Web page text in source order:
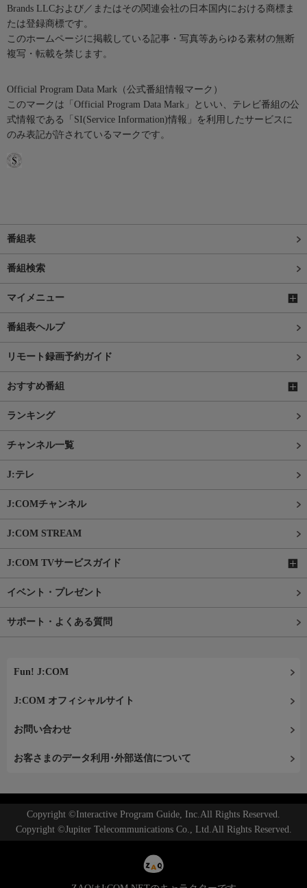
Brands LLCおよび／またはその関連会社の日本国内における商標ま
たは登録商標です。
このホームページに掲載している記事・写真等あらゆる素材の無断
複写・転載を禁じます。
Official Program Data Mark（公式番組情報マーク）
このマークは「Official Program Data Mark」といい、テレビ番組の公
式情報である「SI(Service Information)情報」を利用したサービスに
のみ表記が許されているマークです。
番組表
番組検索
マイメニュー
番組表ヘルプ
リモート録画予約ガイド
おすすめ番組
ランキング
チャンネル一覧
J:テレ
J:COMチャンネル
J:COM STREAM
J:COM TVサービスガイド
イベント・プレゼント
サポート・よくある質問
Fun! J:COM
J:COM オフィシャルサイト
お問い合わせ
お客さまのデータ利用･外部送信について
Copyright ©Interactive Program Guide, Inc.All Rights Reserved.
Copyright ©Jupiter Telecommunications Co., Ltd.All Rights Reserved.